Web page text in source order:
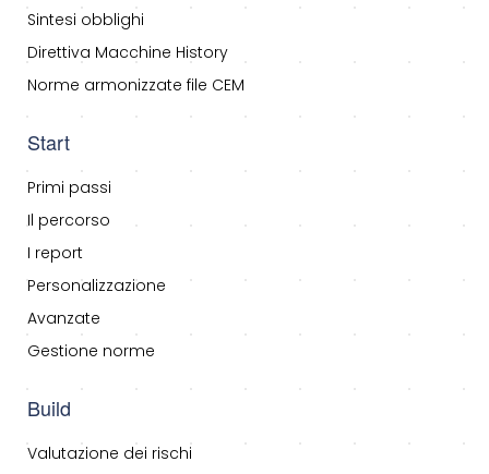
Sintesi obblighi
Direttiva Macchine History
Norme armonizzate file CEM
Start
Primi passi
Il percorso
I report
Personalizzazione
Avanzate
Gestione norme
Build
Valutazione dei rischi